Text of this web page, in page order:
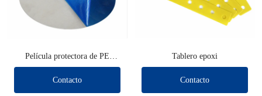
Película protectora de PE
troquelada
Contacto
Tablero epoxi
Contacto